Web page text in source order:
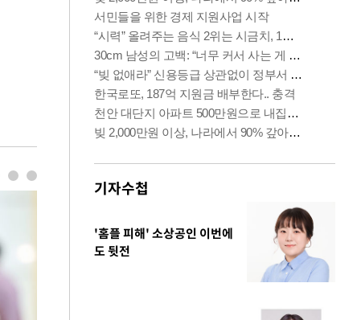
기자수첩
'홈플 피해' 소상공인 이번에
도 뒷전